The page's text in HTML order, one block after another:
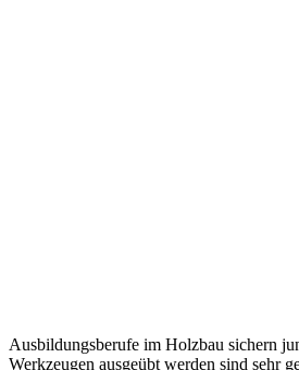
Ausbildungsberufe im Holzbau sichern
Werkzeugen ausgeübt werden sind sehr